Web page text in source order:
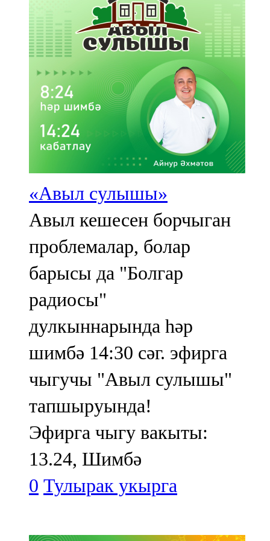
107,8 FM
Теләче
106,1 FM
Түбән Кама
102,6 FM
Чирмешән
Чистай
103,0 FM
Чүпрәле
91,0 FM
Шәмәрдән
102,3 FM
107,0 FM
Яр Чаллы
105,5 FM
«Авыл сулышы»
Авыл кешесен борчыган
проблемалар, болар
барысы да "Болгар
радиосы"
дулкыннарында һәр
шимбә 14:30 сәг. эфирга
чыгучы "Авыл сулышы"
тапшыруында!
Эфирга чыгу вакыты:
13.24, Шимбә
0 Тулырак укырга